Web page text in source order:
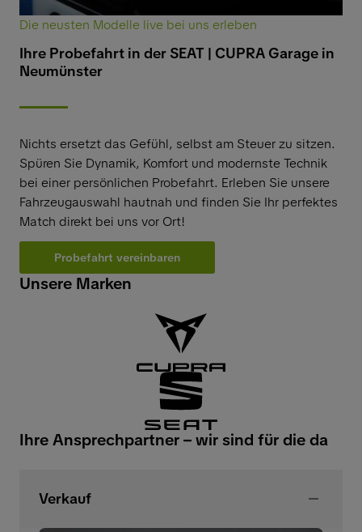
Die neusten Modelle live bei uns erleben
Ihre Probefahrt in der SEAT | CUPRA Garage in
Neumünster
Nichts ersetzt das Gefühl, selbst am Steuer zu sitzen.
Spüren Sie Dynamik, Komfort und modernste Technik
bei einer persönlichen Probefahrt. Erleben Sie unsere
Fahrzeugauswahl hautnah und finden Sie Ihr perfektes
Match direkt bei uns vor Ort!
Probefahrt vereinbaren
Unsere Marken
Ihre Ansprechpartner – wir sind für die da
Verkauf